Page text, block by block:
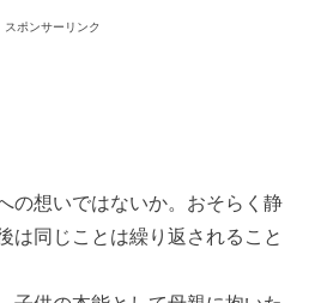
スポンサーリンク
の想いではないか。おそらく静
は同じことは繰り返されること